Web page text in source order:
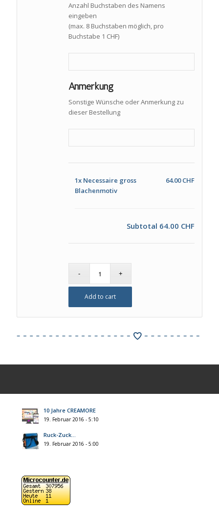
Anzahl Buchstaben des Namens
eingeben
(max. 8 Buchstaben möglich, pro
Buchstabe 1 CHF)
Anmerkung
Sonstige Wünsche oder Anmerkung zu
dieser Bestellung
1x Necessaire gross
Blachenmotiv
64.00 CHF
Subtotal 64.00 CHF
Add to cart
10 Jahre CREAMORE
19. Februar 2016 - 5:10
Ruck-Zuck…
19. Februar 2016 - 5:00